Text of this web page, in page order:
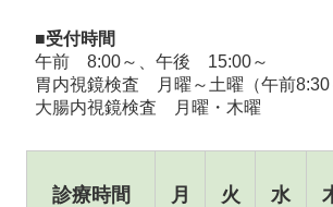
■受付時間
午前 8:00～、午後 15:00～
胃内視鏡検査 月曜～土曜（午前8:30
大腸内視鏡検査 月曜・木曜
診療時間 月 火 水